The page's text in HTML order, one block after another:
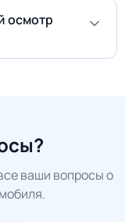
осмотр
ваши вопросы о